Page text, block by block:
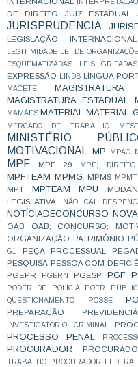
DE DIREITO
JUIZ ESTADUAL
JURISPRUDENCIA
LEGISLAÇÃO INTERNACIONAL
LEGITIMIDADE LEI DE
ESQUEMATIZADAS
LEIS GRIFADAS
EXPRESSÃO
LINDB LÍNGUA
MACETE MAGISTRATURA
MAGISTRATURA ESTADUAL
MAMÃES MATERIAL MATERIAL
MERCADO DE TRABALHO
MINISTÉRIO
MOTIVACIONAL
MP MPAC
MPF MPF 29 MPF; DIREITO
MPFTEAM MPMG MPMS MPMT
MPT
MPTEAM MPU
LEGISLATIVA
NÃO CAI
NOTÍCIADECONCURSO
OAB OAB; CONCURSO;
ORGANIZAÇÃO PATRIMÔNIO
G1
PEÇA PROCESSUAL
PESQUISA PESSOA COM
PGEPR PGERN PGESP PGF
PODER DE POLÍCIA POER
QUESTIONAMENTO
POSSE
PREPARAÇÃO
INVESTIGATÓRIO CRIMINAL
PROCESSO PENAL
PROCURADOR
TRABALHO
PROCURADOR FEDERAL